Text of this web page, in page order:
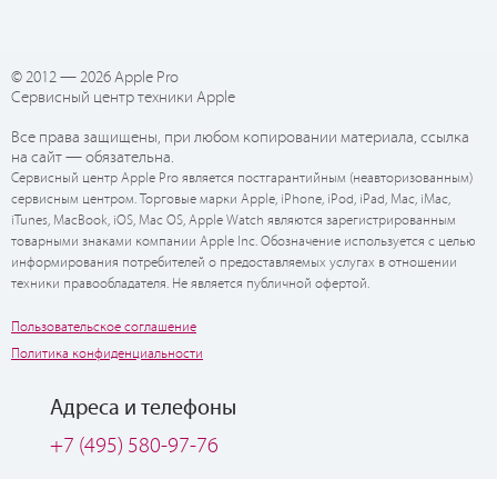
© 2012 — 2026 Apple Pro
Сервисный центр техники Apple
Все права защищены, при любом копировании материала, ссылка
на сайт — обязательна.
Сервисный центр Apple Pro является постгарантийным (неавторизованным)
сервисным центром. Торговые марки Apple, iPhone, iPod, iPad, Mac, iMac,
iTunes, MacBook, iOS, Mac OS, Apple Watch являются зарегистрированным
товарными знаками компании Apple Inc. Обозначение используется с целью
информирования потребителей о предоставляемых услугах в отношении
техники правообладателя. Не является публичной офертой.
Пользовательское соглашение
Политика конфиденциальности
Адреса и телефоны
+7 (495) 580-97-76